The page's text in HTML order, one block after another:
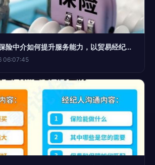
永达理保险经纪 保险中介如何提升服务能力，以贸易经纪为鉴
06:07:45